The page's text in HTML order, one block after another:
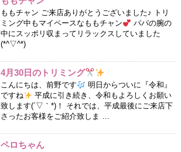
ももチャン ご来店ありがとうございました♪ トリ
ミング中もマイペースなももチャン
パパの腕の
中にスッポリ収まってリラックスしていました
(*^▽^*)
4月30日のトリミング
こんにちは、前野です
明日からついに『令和』
ですね
平成に引き続き、令和もよろしくお願い
致します(´▽｀*)！ それでは、平成最後にご来店下
さったお客様をご紹介致しま …
ペロちゃん